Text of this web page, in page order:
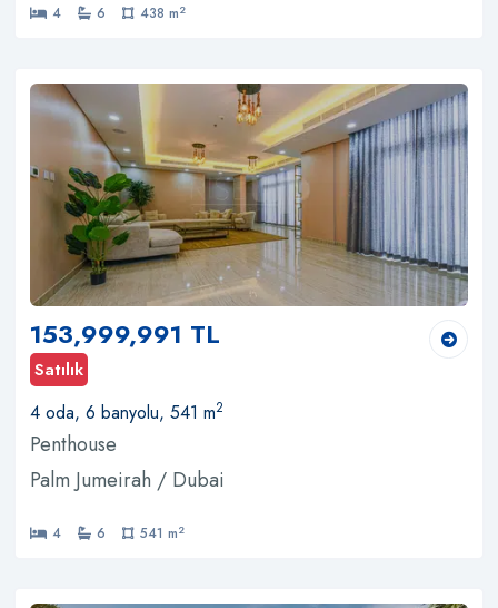
4 6 438 m2
153,999,991 TL
Satılık
4 oda, 6 banyolu, 541 m2
Penthouse
Palm Jumeirah / Dubai
4 6 541 m2